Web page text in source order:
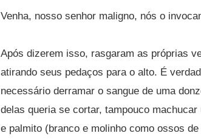
Venha, nosso senhor maligno, nós o
Após dizerem isso, rasgaram as próprias
atirando seus pedaços para o alto. É
necessário derramar o sangue de uma
delas queria se cortar, tampouco
e palmito (branco e molinho como ossos